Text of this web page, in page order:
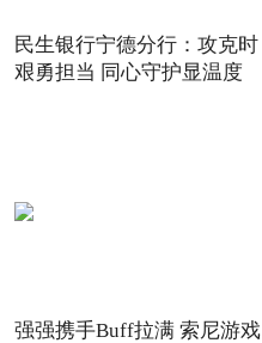
民生银行宁德分行：攻克时
艰勇担当 同心守护显温度
强强携手Buff拉满 索尼游戏